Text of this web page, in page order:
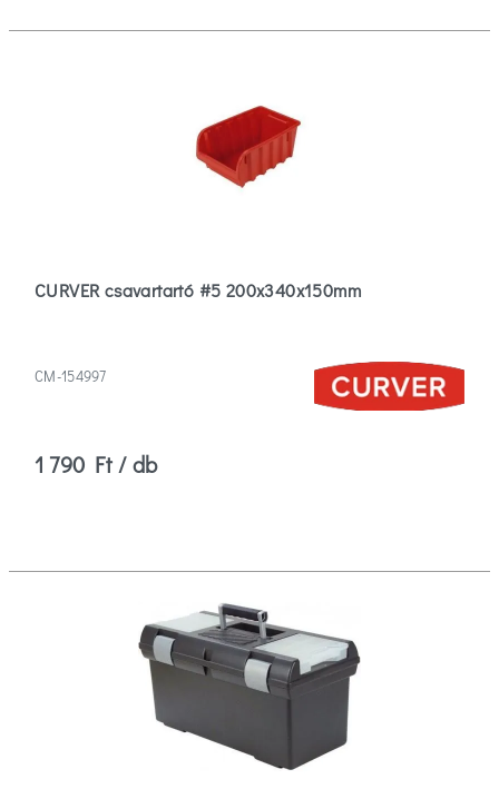
CURVER csavartartó #5 200x340x150mm
CM-154997
1 790 Ft / db